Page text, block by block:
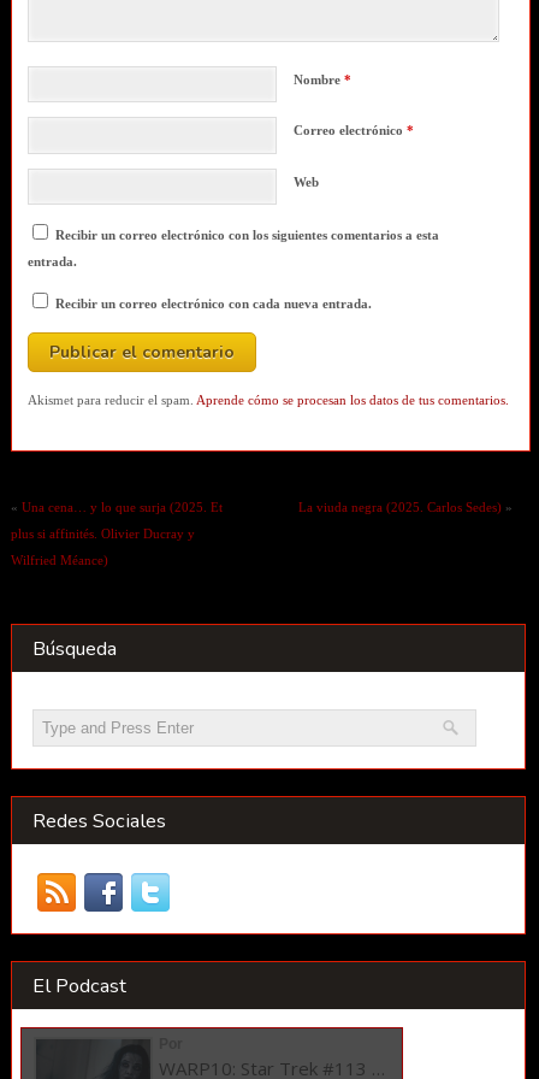
Nombre *
Correo electrónico *
Web
Recibir un correo electrónico con los siguientes comentarios a esta
entrada.
Recibir un correo electrónico con cada nueva entrada.
Akismet para reducir el spam. Aprende cómo se procesan los datos de tus comentarios.
« Una cena… y lo que surja (2025. Et
plus si affinités. Olivier Ducray y
Wilfried Méance)
La viuda negra (2025. Carlos Sedes) »
Búsqueda
Redes Sociales
El Podcast